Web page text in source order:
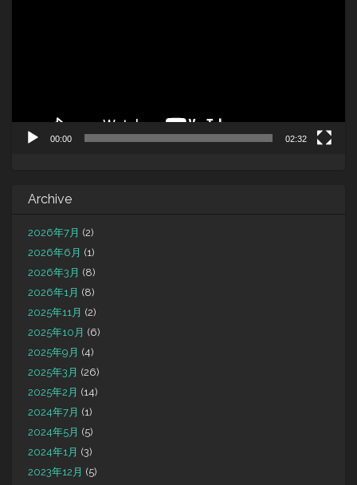
00:00 02:32
Archive
2026年7月 (2)
2026年6月 (1)
2026年3月 (8)
2026年1月 (8)
2025年11月 (2)
2025年10月 (6)
2025年9月 (4)
2025年3月 (26)
2025年2月 (14)
2024年7月 (1)
2024年5月 (5)
2024年1月 (3)
2023年12月 (5)